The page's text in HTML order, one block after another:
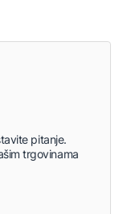
pitanje.
trgovinama